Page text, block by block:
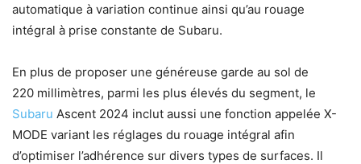
automatique à variation continue ainsi qu’au rouage
intégral à prise constante de Subaru.
En plus de proposer une généreuse garde au sol de
220 millimètres, parmi les plus élevés du segment, le
Subaru Ascent 2024 inclut aussi une fonction appelée X-
MODE variant les réglages du rouage intégral afin
d’optimiser l’adhérence sur divers types de surfaces. Il